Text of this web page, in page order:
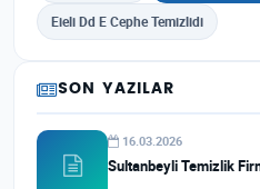
Eieli Dd E Cephe Temizlidi
SON YAZILAR
16.03.2026
Sultanbeyli Temizlik